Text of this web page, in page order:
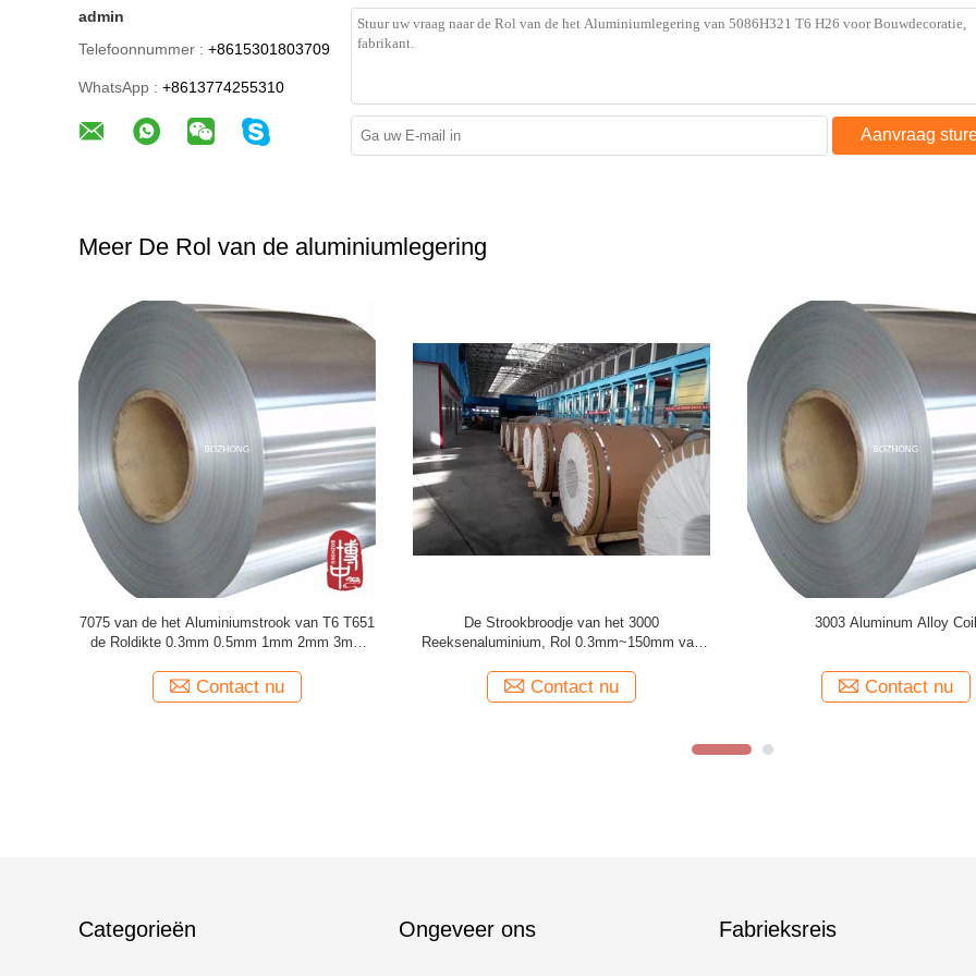
admin
Telefoonnummer : +8615301803709
WhatsApp : +8613774255310
Aanvraag
Meer De Rol van de aluminiumlegering
de Rol van de het Aluminiumlegering van
5086H321 T6 H26 voor Bouwdecoratie
Contact nu
Ononderbroken Afgietsel 8090 de Rol van de
Aluminiumlegering Warmgewalst voor
Contact nu
3000 Reeksen 3003 de Rolt851
Contact nu
Categorieën Ongeveer ons Fabrieksreis